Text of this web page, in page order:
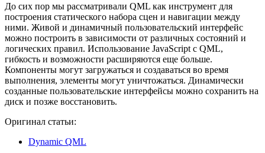
До сих пор мы рассматривали QML как инструмент для
построения статического набора сцен и навигации между
ними. Живой и динамичный пользовательский интерфейс
можно построить в зависимости от различных состояний и
логических правил. Использование JavaScript с QML,
гибкость и возможности расширяются еще больше.
Компоненты могут загружаться и создаваться во время
выполнения, элементы могут уничтожаться. Динамически
созданные пользовательские интерфейсы можно сохранить на
диск и позже восстановить.
Оригинал статьи:
Dynamic QML